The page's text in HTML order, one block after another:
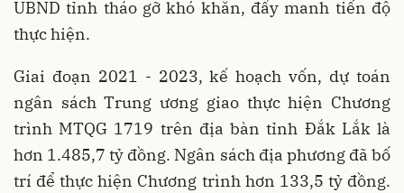
UBND tỉnh tháo gỡ khó khăn, đẩy manh tiến độ
thực hiện.
Giai đoạn 2021 - 2023, kế hoạch vốn, dự toán
ngân sách Trung ương giao thực hiện Chương
trình MTQG 1719 trên địa bàn tỉnh Đắk Lắk là
hơn 1.485,7 tỷ đồng. Ngân sách địa phương đã bố
trí để thực hiện Chương trình hơn 133,5 tỷ đồng.